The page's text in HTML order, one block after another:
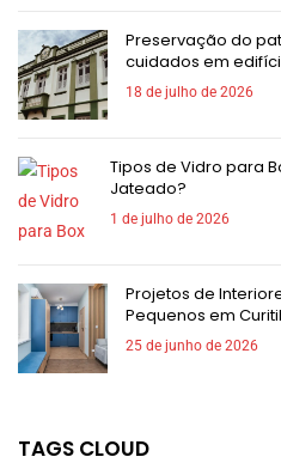
Preservação do
cuidados em
18 de julho de 2026
Tipos de Vidro para
Jateado?
1 de julho de 2026
Projetos de
Pequenos em
25 de junho de 2026
TAGS CLOUD